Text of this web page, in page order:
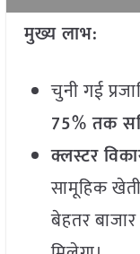
मुख्य लाभ:
चुनी गई
75% तक
क्लस्टर
सामूहिक
बेहतर